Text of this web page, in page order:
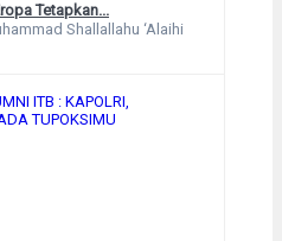
Tetapkan...
Shallallahu ‘Alaihi